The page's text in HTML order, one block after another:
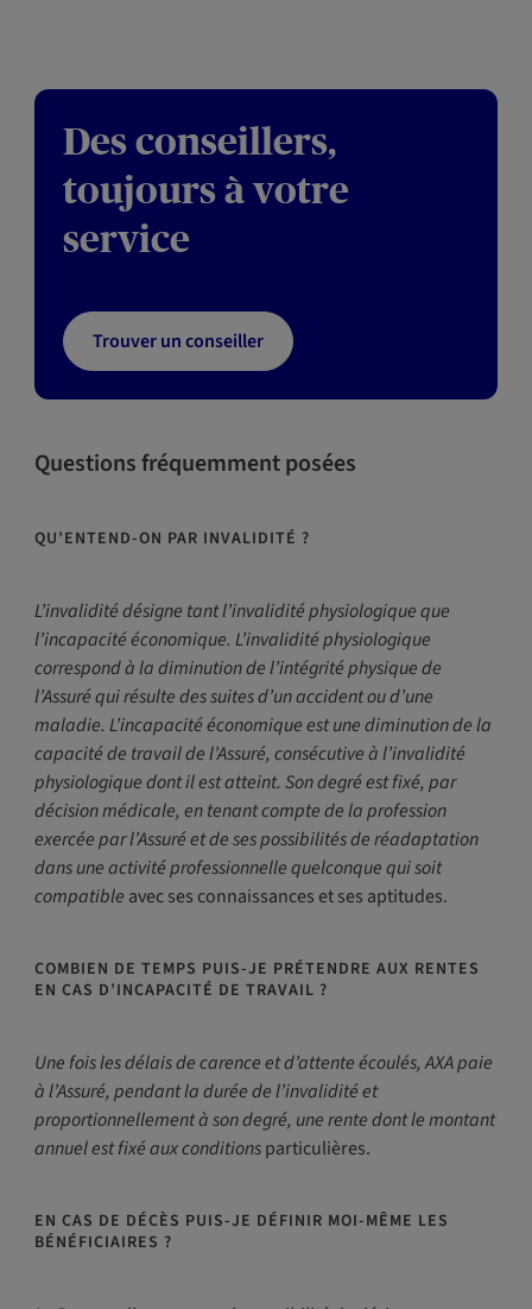
Des conseillers,
toujours à votre
service
Trouver un conseiller
Questions fréquemment posées
QU’ENTEND-ON PAR INVALIDITÉ ?
L’invalidité désigne tant l’invalidité physiologique que
l’incapacité économique. L’invalidité physiologique
correspond à la diminution de l’intégrité physique de
l’Assuré qui résulte des suites d’un accident ou d’une
maladie. L’incapacité économique est une diminution de la
capacité de travail de l’Assuré, consécutive à l’invalidité
physiologique dont il est atteint. Son degré est fixé, par
décision médicale, en tenant compte de la profession
exercée par l’Assuré et de ses possibilités de réadaptation
dans une activité professionnelle quelconque qui soit
compatible avec ses connaissances et ses aptitudes.
COMBIEN DE TEMPS PUIS-JE PRÉTENDRE AUX RENTES
EN CAS D’INCAPACITÉ DE TRAVAIL ?
Une fois les délais de carence et d’attente écoulés, AXA paie
à l’Assuré, pendant la durée de l’invalidité et
proportionnellement à son degré, une rente dont le montant
annuel est fixé aux conditionsparticulières.
EN CAS DE DÉCÈS PUIS-JE DÉFINIR MOI-MÊME LES
BÉNÉFICIAIRES ?